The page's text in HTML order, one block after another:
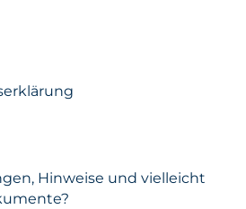
Hinweise und vielleicht